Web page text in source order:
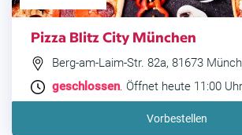
Pizza Blitz City München
Berg-am-Laim-Str. 82a, 81673
geschlossen. Öffnet heute 11:00 Uhr
Vorbestellen